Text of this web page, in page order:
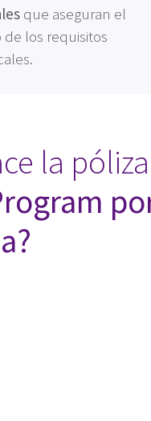
que aseguran el
los requisitos
la póliza